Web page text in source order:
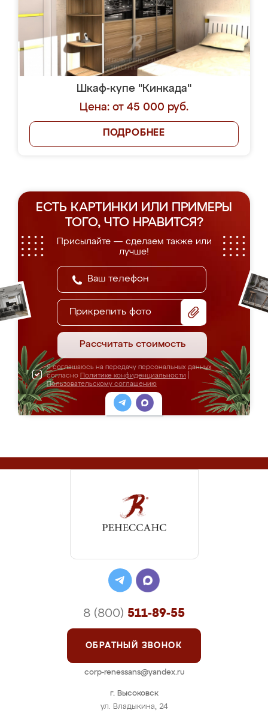
Шкаф-купе "Кинкада"
Цена: от 45 000 руб.
ПОДРОБНЕЕ
ЕСТЬ КАРТИНКИ ИЛИ ПРИМЕРЫ
ТОГО, ЧТО НРАВИТСЯ?
Присылайте — сделаем также или
лучше!
Прикрепить фото
Рассчитать стоимость
Я соглашаюсь на передачу персональных данных
согласно Политике конфиденциальности
Пользовательскому соглашению
г. Высоковск
ул. Владыкина, 24
8 (800) 511-89-55
ОБРАТНЫЙ ЗВОНОК
corp-renessans@yandex.ru